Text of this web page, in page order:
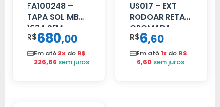
FA100248 –
TAPA SOL MB
1634 SEM
SUPORTE FIBRA
R$680,00
Em até3x de R$
226,66 sem juros
US017 – EXT
RODOAR RETA
CROMADA
R$6,60
Em até1x de R$
6,60 sem juros